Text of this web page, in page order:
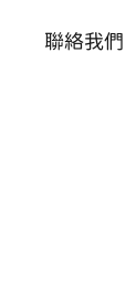
聯絡我們